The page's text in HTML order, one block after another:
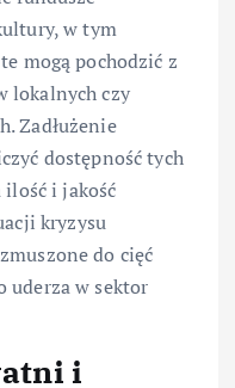
w tym
mogą pochodzić z
lokalnych czy
Zadłużenie
dostępność tych
ilość i jakość
kryzysu
do cięć
uderza w sektor
i